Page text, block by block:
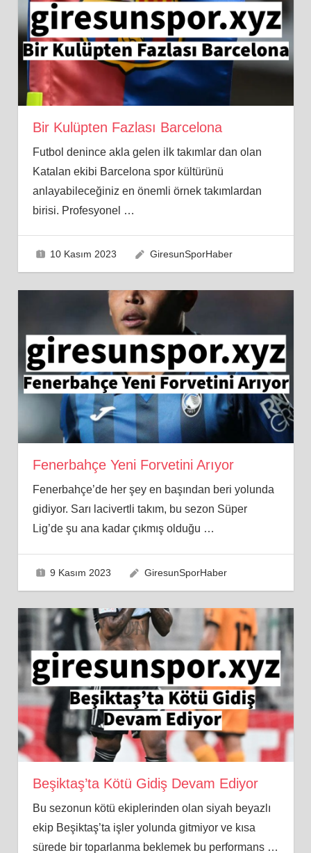
Bir Kulüpten Fazlası Barcelona
Futbol denince akla gelen ilk takımlar dan olan
Katalan ekibi Barcelona spor kültürünü
anlayabileceğiniz en önemli örnek takımlardan
birisi. Profesyonel …
10 Kasım 2023 GiresunSporHaber
Fenerbahçe Yeni Forvetini Arıyor
Fenerbahçe’de her şey en başından beri yolunda
gidiyor. Sarı lacivertli takım, bu sezon Süper
Lig’de şu ana kadar çıkmış olduğu …
9 Kasım 2023 GiresunSporHaber
Beşiktaş’ta Kötü Gidiş Devam Ediyor
Bu sezonun kötü ekiplerinden olan siyah beyazlı
ekip Beşiktaş’ta işler yolunda gitmiyor ve kısa
sürede bir toparlanma beklemek bu performans …